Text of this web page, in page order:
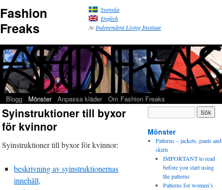
Fashion
Freaks
Svenska
English
Av Independent Living Institute
Blogg Mönster Anpassa kläder Om Fashion Freaks
Syinstruktioner till byxor
för kvinnor
Syinstruktioner till byxor för kvinnor:
beskrivning av syinstruktionernas
innehåll,
Mönster
Patterns – jackets, pants and
skirts
IMPORTANT to read
before you start using
the patterns
Patterns for women’s